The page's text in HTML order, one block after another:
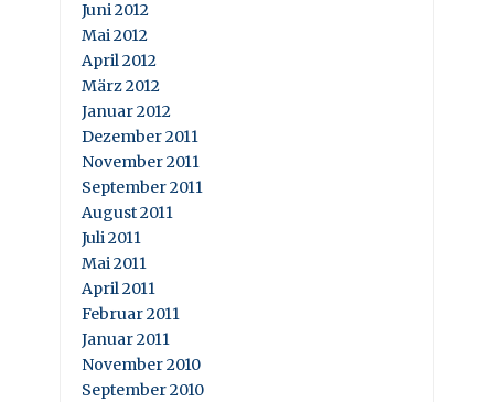
Juni 2012
Mai 2012
April 2012
März 2012
Januar 2012
Dezember 2011
November 2011
September 2011
August 2011
Juli 2011
Mai 2011
April 2011
Februar 2011
Januar 2011
November 2010
September 2010